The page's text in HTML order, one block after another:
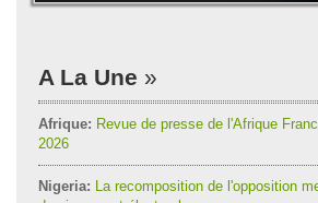
A La Une
Afrique: Revue de presse de l'Afrique
2026
Nigeria: La recomposition de l'opposition